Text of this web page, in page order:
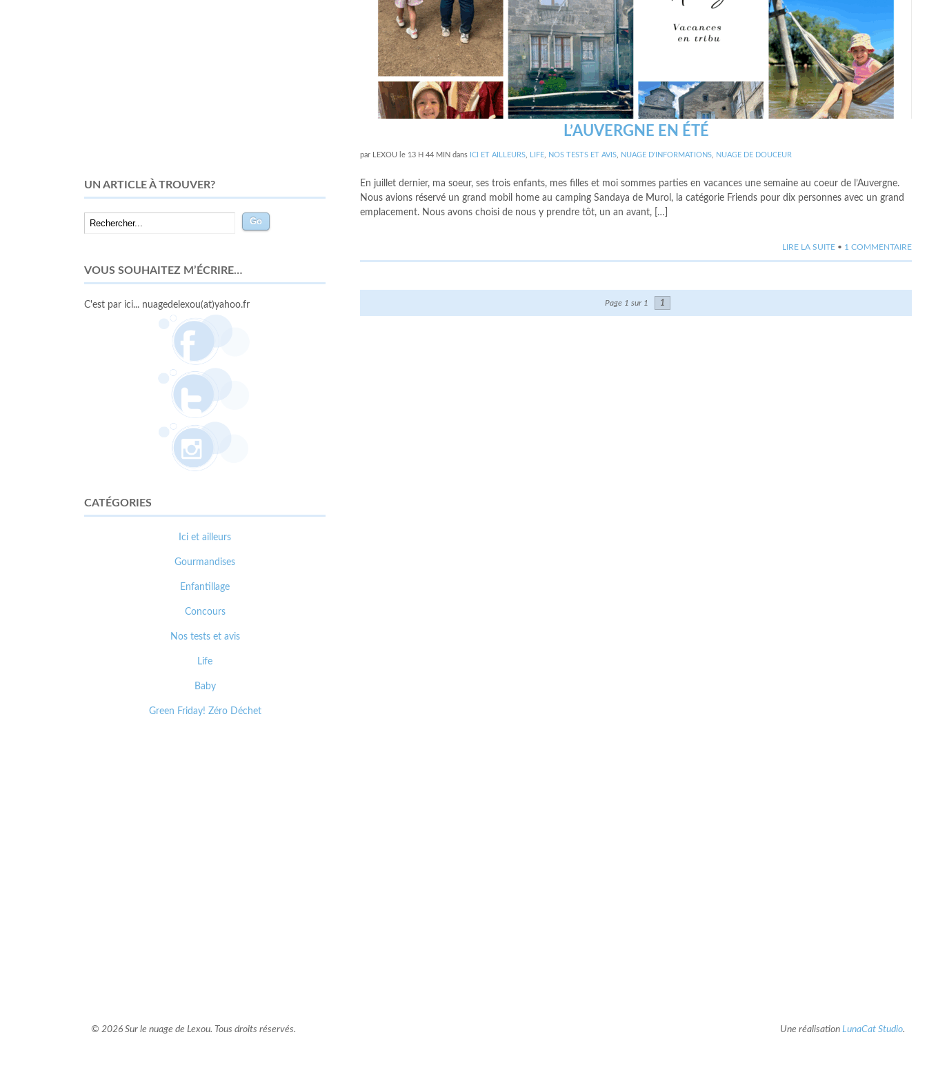
L’AUVERGNE EN ÉTÉ
par LEXOU le 13 H 44 MIN dans ICI ET AILLEURS LIFE NOS TESTS ET AVIS NUAGE D'INFORMATIONS NUAGE DE DOUCEUR
En juillet dernier, ma soeur, ses trois enfants, mes filles et moi sommes parties en vacances une semaine au coeur de l’Auvergne.
Nous avions réservé un grand mobil home au camping Sandaya de Murol, la catégorie Friends pour dix personnes avec un grand
emplacement. Nous avons choisi de nous y prendre tôt, un an avant, […]
LIRE LA SUITE • 1 COMMENTAIRE
Page 1 sur 1 1
UN ARTICLE À TROUVER?
VOUS SOUHAITEZ M’ÉCRIRE…
C'est par ici... nuagedelexou(at)yahoo.fr
CATÉGORIES
Ici et ailleurs
Gourmandises
Enfantillage
Concours
Nos tests et avis
Life
Baby
Green Friday! Zéro Déchet
© 2026 Sur le nuage de Lexou. Tous droits réservés. Une réalisation LunaCat Studio.